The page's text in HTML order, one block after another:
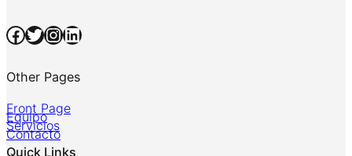
Facebook Twitter InstagramLinkedIn
Other Pages
Front Page
Equipo
Servicios
Contacto
Quick Links